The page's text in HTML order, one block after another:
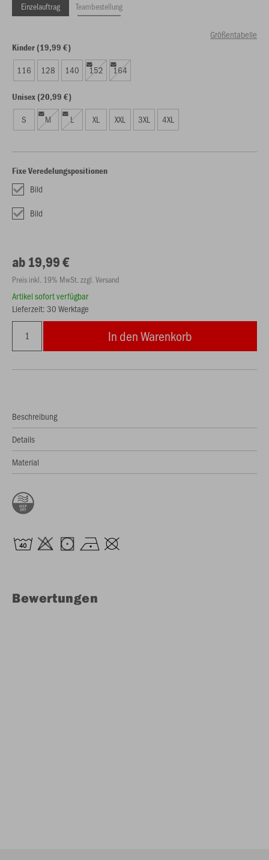
Einzelauftrag Teambestellung
Größentabelle
Kinder (19,99 €)
116 128 140 152 164
Unisex (20,99 €)
S M L XL XXL 3XL 4XL
Fixe Veredelungspositionen
Bild
Bild
ab 19,99 €
Preis inkl. 19% MwSt. zzgl. Versand
Artikel sofort verfügbar
Lieferzeit: 30 Werktage
In den Warenkorb
Beschreibung
Details
Material
Bewertungen